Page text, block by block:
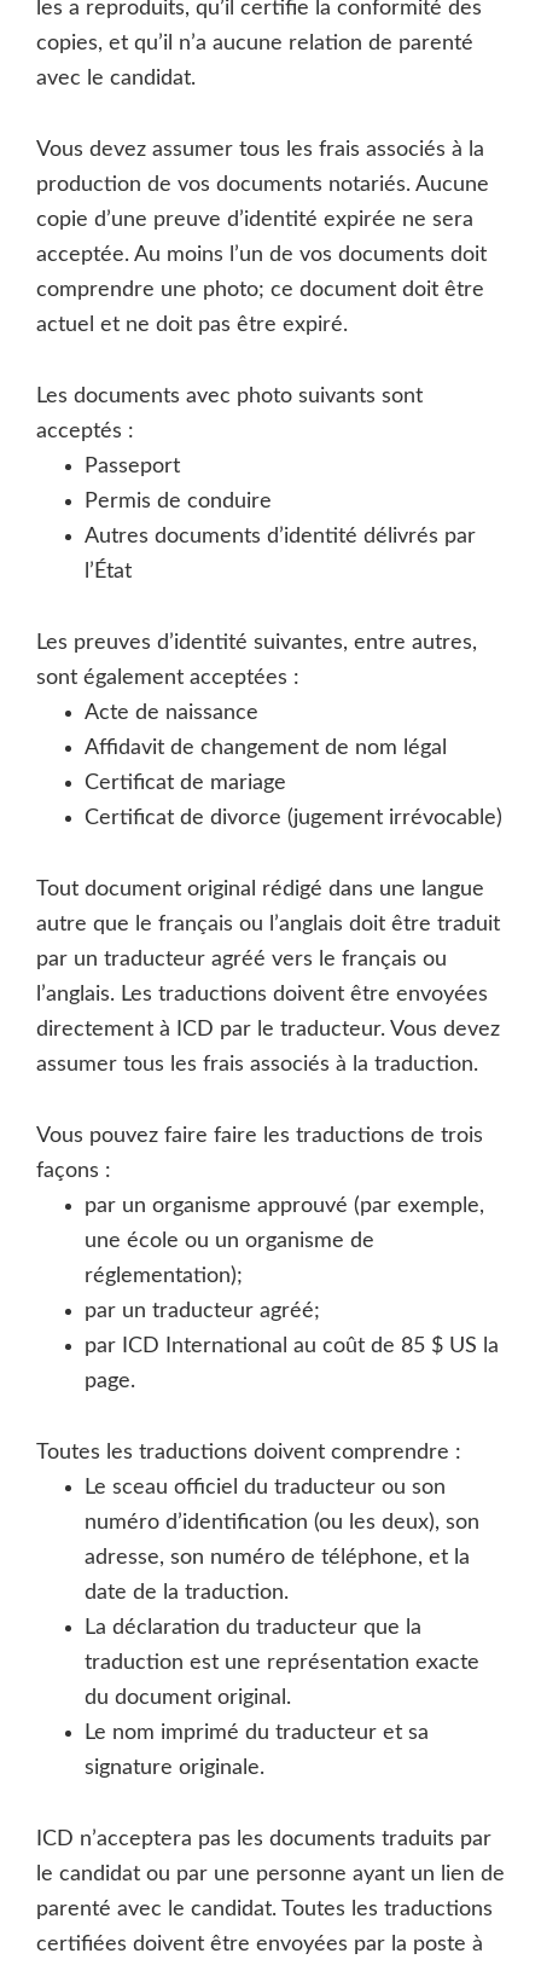
les a reproduits, qu’il certifie la conformité des
copies, et qu’il n’a aucune relation de parenté
avec le candidat.
Vous devez assumer tous les frais associés à la
production de vos documents notariés. Aucune
copie d’une preuve d’identité expirée ne sera
acceptée. Au moins l’un de vos documents doit
comprendre une photo; ce document doit être
actuel et ne doit pas être expiré.
Les documents avec photo suivants sont
acceptés :
Passeport
Permis de conduire
Autres documents d’identité délivrés par
l’État
Les preuves d’identité suivantes, entre autres,
sont également acceptées :
Acte de naissance
Affidavit de changement de nom légal
Certificat de mariage
Certificat de divorce (jugement irrévocable)
Tout document original rédigé dans une langue
autre que le français ou l’anglais doit être traduit
par un traducteur agréé vers le français ou
l’anglais. Les traductions doivent être envoyées
directement à ICD par le traducteur. Vous devez
assumer tous les frais associés à la traduction.
Vous pouvez faire faire les traductions de trois
façons :
par un organisme approuvé (par exemple,
une école ou un organisme de
réglementation);
par un traducteur agréé;
par ICD International au coût de 85 $ US la
page.
Toutes les traductions doivent comprendre :
Le sceau officiel du traducteur ou son
numéro d’identification (ou les deux), son
adresse, son numéro de téléphone, et la
date de la traduction.
La déclaration du traducteur que la
traduction est une représentation exacte
du document original.
Le nom imprimé du traducteur et sa
signature originale.
ICD n’acceptera pas les documents traduits par
le candidat ou par une personne ayant un lien de
parenté avec le candidat. Toutes les traductions
certifiées doivent être envoyées par la poste à